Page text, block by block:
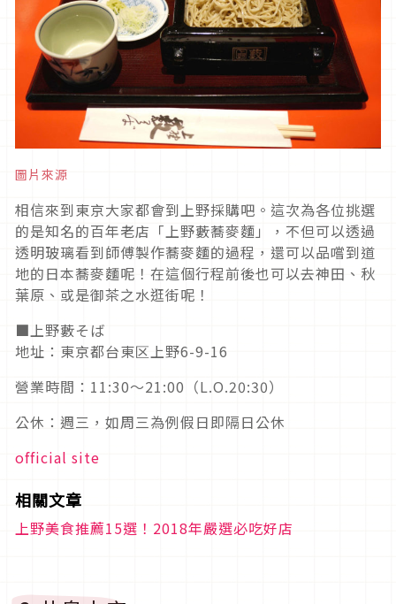
圖片來源
相信來到東京大家都會到上野採購吧。這次為各位挑選
的是知名的百年老店「上野藪蕎麥麵」，不但可以透過
透明玻璃看到師傅製作蕎麥麵的過程，還可以品嚐到道
地的日本蕎麥麵呢！在這個行程前後也可以去神田、秋
葉原、或是御茶之水逛街呢！
■上野藪そば
地址：東京都台東区上野6-9-16
營業時間：11:30～21:00（L.O.20:30）
公休：週三，如周三為例假日即隔日公休
official site
相關文章
上野美食推薦15選！2018年嚴選必吃好店